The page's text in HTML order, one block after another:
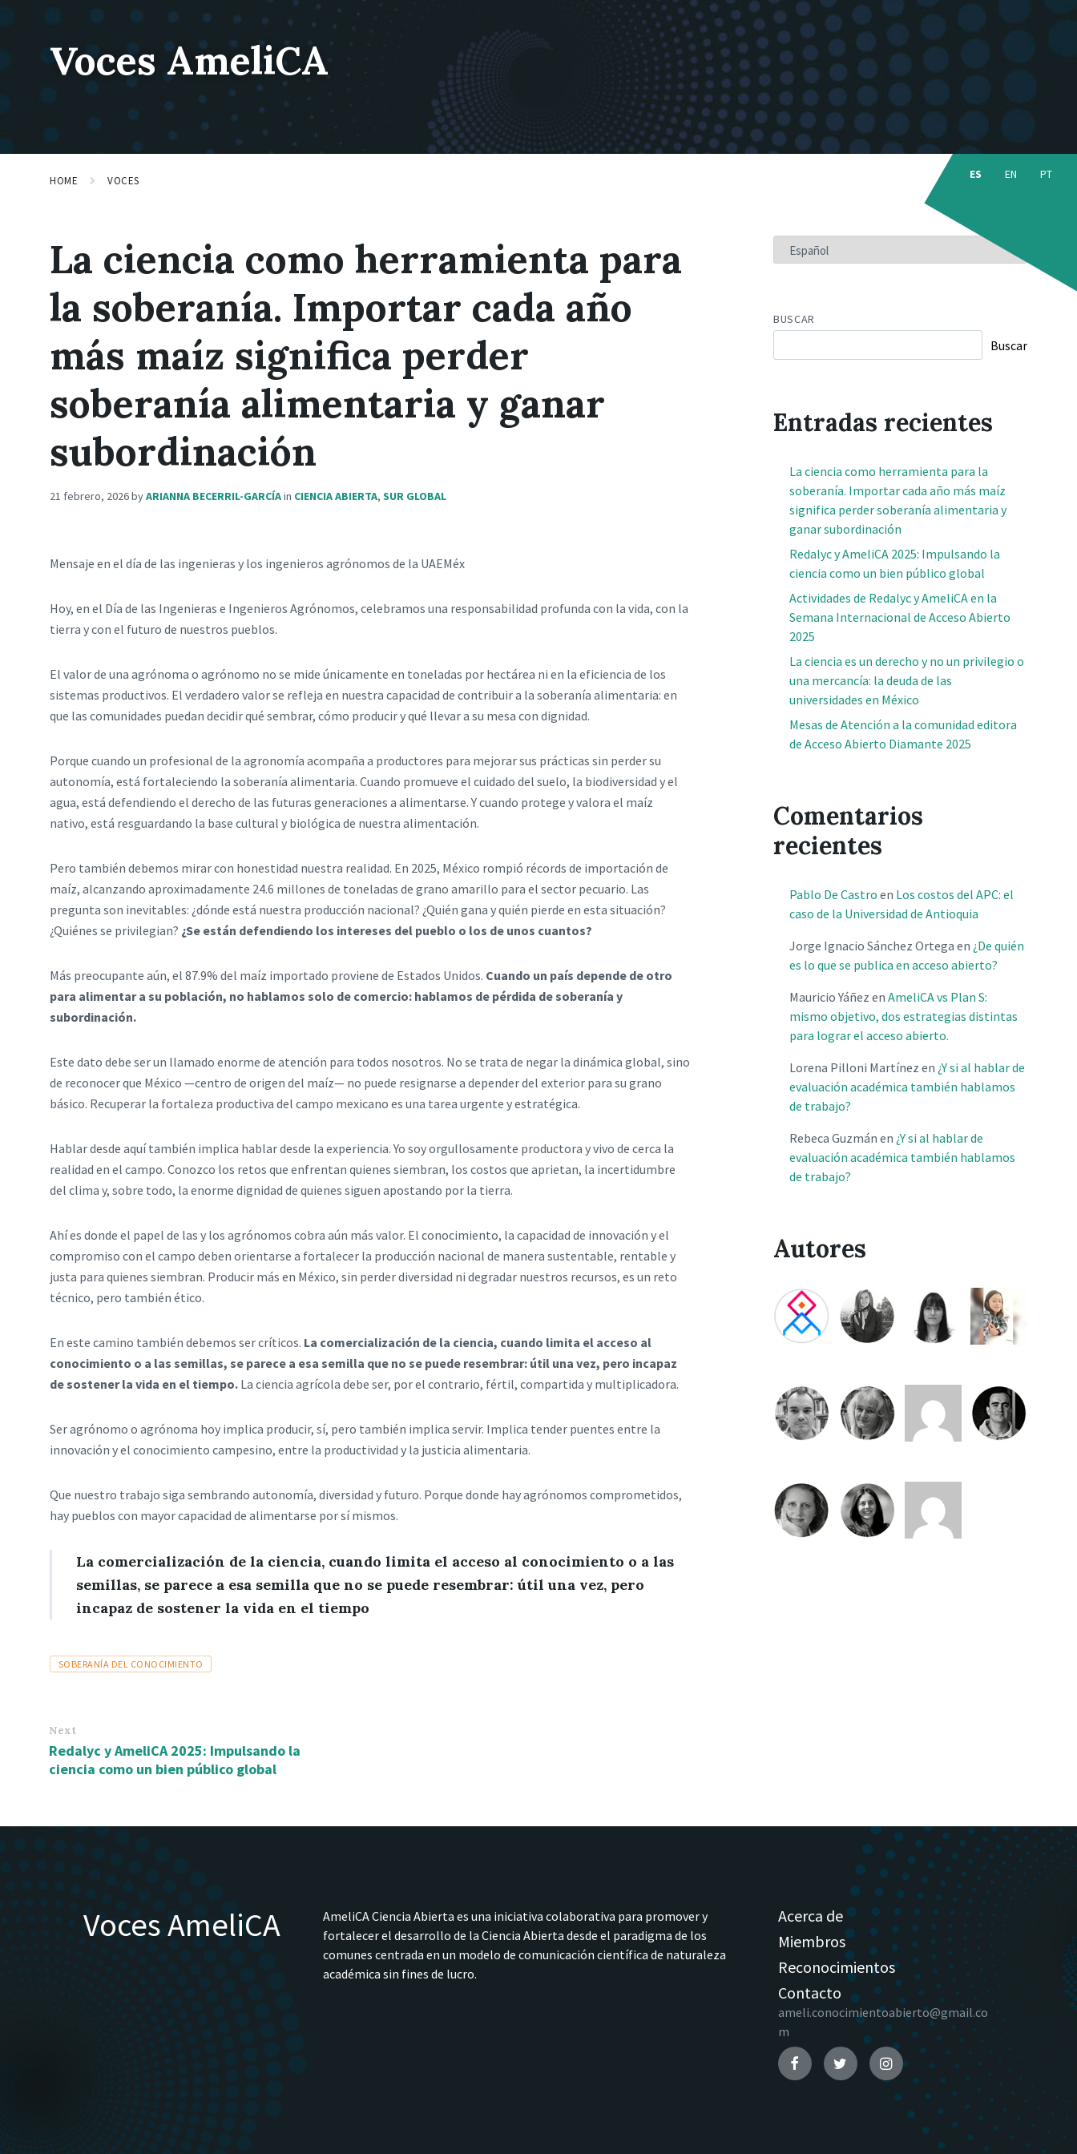
navigationVoces AmeliCA
HOME VOCES
Choose
language:
ES EN PT
La ciencia como herramienta para
la soberanía. Importar cada año
más maíz significa perder
soberanía alimentaria y ganar
subordinación
21 febrero, 2026byARIANNA BECERRIL-GARCÍAin CIENCIA ABIERTA, SUR GLOBAL
Mensaje en el día de las ingenieras y los ingenieros agrónomos de la UAEMéx
Hoy, en el Día de las Ingenieras e Ingenieros Agrónomos, celebramos una responsabilidad profunda con la vida, con la
tierra y con el futuro de nuestros pueblos.
El valor de una agrónoma o agrónomo no se mide únicamente en toneladas por hectárea ni en la eficiencia de los
sistemas productivos. El verdadero valor se refleja en nuestra capacidad de contribuir a la soberanía alimentaria: en
que las comunidades puedan decidir qué sembrar, cómo producir y qué llevar a su mesa con dignidad.
Porque cuando un profesional de la agronomía acompaña a productores para mejorar sus prácticas sin perder su
autonomía, está fortaleciendo la soberanía alimentaria. Cuando promueve el cuidado del suelo, la biodiversidad y el
agua, está defendiendo el derecho de las futuras generaciones a alimentarse. Y cuando protege y valora el maíz
nativo, está resguardando la base cultural y biológica de nuestra alimentación.
Pero también debemos mirar con honestidad nuestra realidad. En 2025, México rompió récords de importación de
maíz, alcanzando aproximadamente 24.6 millones de toneladas de grano amarillo para el sector pecuario. Las
pregunta son inevitables: ¿dónde está nuestra producción nacional? ¿Quién gana y quién pierde en esta situación?
¿Quiénes se privilegian? ¿Se están defendiendo los intereses del pueblo o los de unos cuantos?
Más preocupante aún, el 87.9% del maíz importado proviene de Estados Unidos. Cuando un país depende de otro
para alimentar a su población, no hablamos solo de comercio: hablamos de pérdida de soberanía y
subordinación.
Este dato debe ser un llamado enorme de atención para todos nosotros. No se trata de negar la dinámica global, sino
de reconocer que México —centro de origen del maíz— no puede resignarse a depender del exterior para su grano
básico. Recuperar la fortaleza productiva del campo mexicano es una tarea urgente y estratégica.
Hablar desde aquí también implica hablar desde la experiencia. Yo soy orgullosamente productora y vivo de cerca la
realidad en el campo. Conozco los retos que enfrentan quienes siembran, los costos que aprietan, la incertidumbre
del clima y, sobre todo, la enorme dignidad de quienes siguen apostando por la tierra.
Ahí es donde el papel de las y los agrónomos cobra aún más valor. El conocimiento, la capacidad de innovación y el
compromiso con el campo deben orientarse a fortalecer la producción nacional de manera sustentable, rentable y
justa para quienes siembran. Producir más en México, sin perder diversidad ni degradar nuestros recursos, es un reto
técnico, pero también ético.
En este camino también debemos ser críticos. La comercialización de la ciencia, cuando limita el acceso al
conocimiento o a las semillas, se parece a esa semilla que no se puede resembrar: útil una vez, pero incapaz
de sostener la vida en el tiempo. La ciencia agrícola debe ser, por el contrario, fértil, compartida y multiplicadora.
Ser agrónomo o agrónoma hoy implica producir, sí, pero también implica servir. Implica tender puentes entre la
innovación y el conocimiento campesino, entre la productividad y la justicia alimentaria.
Que nuestro trabajo siga sembrando autonomía, diversidad y futuro. Porque donde hay agrónomos comprometidos,
hay pueblos con mayor capacidad de alimentarse por sí mismos.
La comercialización de la ciencia, cuando limita el acceso al conocimiento o a las
semillas, se parece a esa semilla que no se puede resembrar: útil una vez, pero
incapaz de sostener la vida en el tiempo
Tags
SOBERANÍA DEL CONOCIMIENTO
Next
Redalyc y AmeliCA 2025: Impulsando la
ciencia como un bien público global
ELEGIR
BUSCAR
Buscar
Entradas recientes
La ciencia como herramienta para la
soberanía. Importar cada año más maíz
significa perder soberanía alimentaria y
ganar subordinación
Redalyc y AmeliCA 2025: Impulsando la
ciencia como un bien público global
Actividades de Redalyc y AmeliCA en la
Semana Internacional de Acceso Abierto
2025
La ciencia es un derecho y no un privilegio o
una mercancía: la deuda de las
universidades en México
Mesas de Atención a la comunidad editora
de Acceso Abierto Diamante 2025
Comentarios
recientes
Pablo De Castro en Los costos del APC: el
caso de la Universidad de Antioquia
Jorge Ignacio Sánchez Ortega en ¿De quién
es lo que se publica en acceso abierto?
Mauricio Yáñez enAmeliCA vs Plan S:
mismo objetivo, dos estrategias distintas
para lograr el acceso abierto.
Lorena Pilloni Martínez en ¿Y si al hablar de
evaluación académica también hablamos
de trabajo?
Rebeca Guzmán en ¿Y si al hablar de
evaluación académica también hablamos
de trabajo?
Autores
Voces AmeliCA
AmeliCA Ciencia Abierta es una iniciativa colaborativa para promover y
fortalecer el desarrollo de la Ciencia Abierta desde el paradigma de los
comunes centrada en un modelo de comunicación científica de naturaleza
académica sin fines de lucro.
Acerca de
Miembros
Reconocimientos
Contacto
ameli.conocimientoabierto@gmail.co
m
Facebook Twitter Instagram